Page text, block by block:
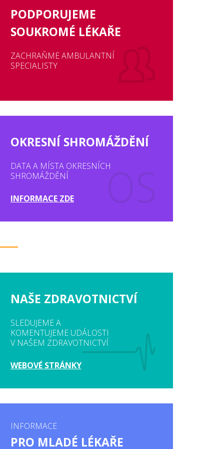
PODPORUJEME
SOUKROMÉ LÉKAŘE
ZACHRAŇME AMBULANTNÍ
SPECIALISTY
OKRESNÍ SHROMÁŽDĚNÍ
DATA A MÍSTA OKRESNÍCH
SHROMÁŽDĚNÍ
INFORMACE ZDE
NAŠE ZDRAVOTNICTVÍ
SLEDUJEME A
KOMENTUJEME UDÁLOSTI
V NAŠEM ZDRAVOTNICTVÍ
WEBOVÉ STRÁNKY
INFORMACE
PRO MLADÉ LÉKAŘE